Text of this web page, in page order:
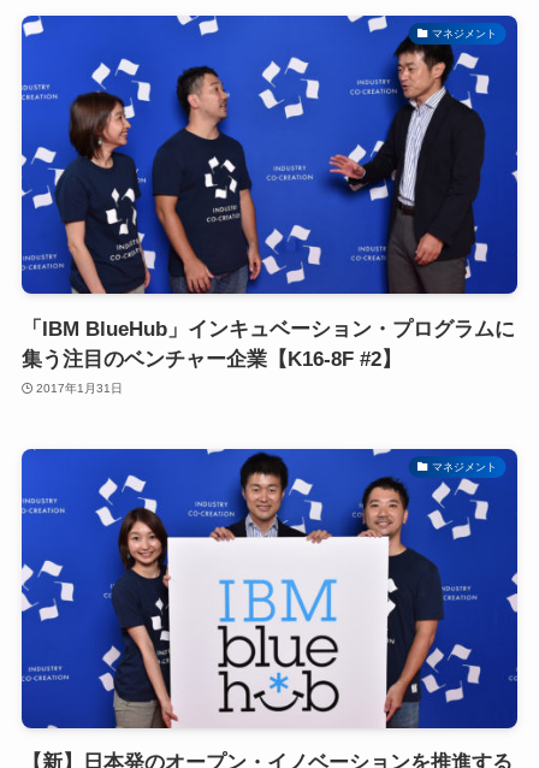
マネジメント
「IBM BlueHub」インキュベーション・プログラムに
集う注目のベンチャー企業【K16-8F #2】
2017年1月31日
マネジメント
【新】日本発のオープン・イノベーションを推進する